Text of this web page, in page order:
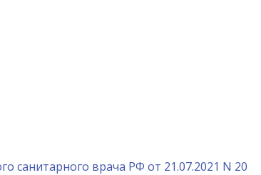
санитарного врача РФ от 21.07.2021 N 20